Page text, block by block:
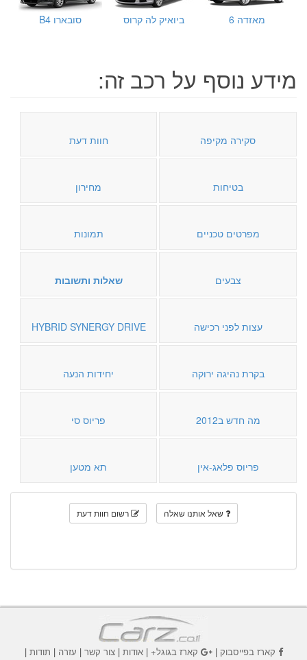
מאזדה 6 ביואיק לה קרוס סובארו B4
מידע נוסף על רכב זה:
סקירה מקיפה חוות דעת
בטיחות מחירון
מפרטים טכניים תמונות
צבעים שאלות ותשובות
עצות לפני רכישה HYBRID SYNERGY DRIVE
בקרת נהיגה ירוקה יחידות הנעה
מה חדש ב2012 פריוס סי
פריוס פלאג-אין תא מטען
שאל אותנו שאלה רשום חוות דעת
קארז בפייסבוק| קארז בגוגל+|אודות |צור קשר | עזרה | תודות |